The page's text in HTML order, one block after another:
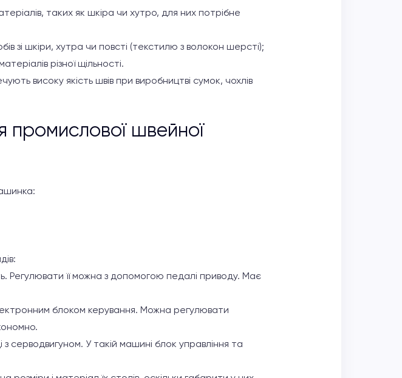
таких як шкіра чи хутро, для них потрібне
зі шкіри, хутра чи повсті (текстилю з волокон шерсті);
різної щільності.
високу якість швів при виробництві сумок, чохлів
промислової швейної
Регулювати її можна з допомогою педалі приводу. Має
блоком керування. Можна регулювати
серводвигуном. У такій машині блок управління та